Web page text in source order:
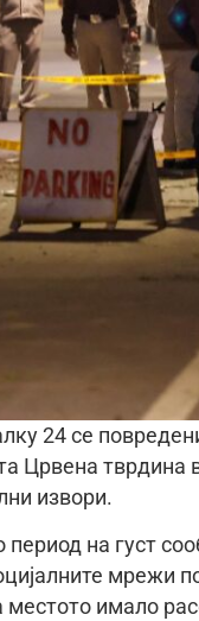
24 се
Црвена
извори.
период на густ
мрежи
местото имало